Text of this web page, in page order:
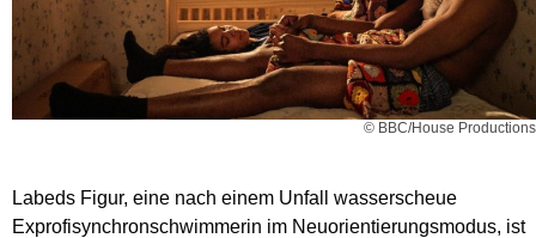
© BBC/House Productions
Labeds Figur, eine nach einem Unfall wasserscheue
Exprofisynchronschwimmerin im Neuorientierungsmodus, ist